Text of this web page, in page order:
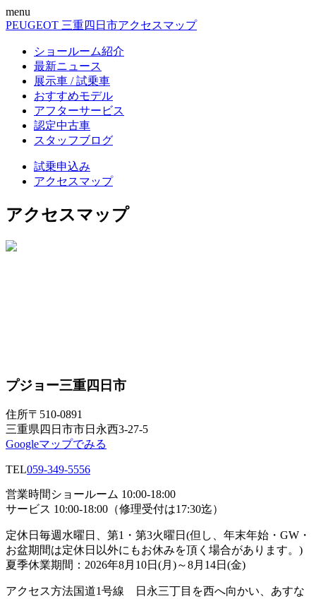
menu
PEUGEOT 三重四日市アクセスマップ
ショールーム紹介
最新ニュース
展示車 / 試乗車
おすすめモデル
アフターサービス
認定中古車
スタッフブログ
試乗申込み
アクセスマップ
アクセスマップ
プジョー三重四日市
住所〒510-0891
三重県四日市市日永西3-27-5
Googleマップでみる
TEL059-349-5556
営業時間 ショールーム 10:00-18:00
サービス 10:00-18:00（修理受付は17:30迄）
定休日 毎週水曜日、第1・第3火曜日(但し、年末年始・GW・
お盆期間は定休日以外にもお休みを頂く場合があります。)
夏季休業期間：2026年8月10日(月)～8月14日(金)
アクセス方法国道1号線 日永三丁目を西へ向かい、あすな